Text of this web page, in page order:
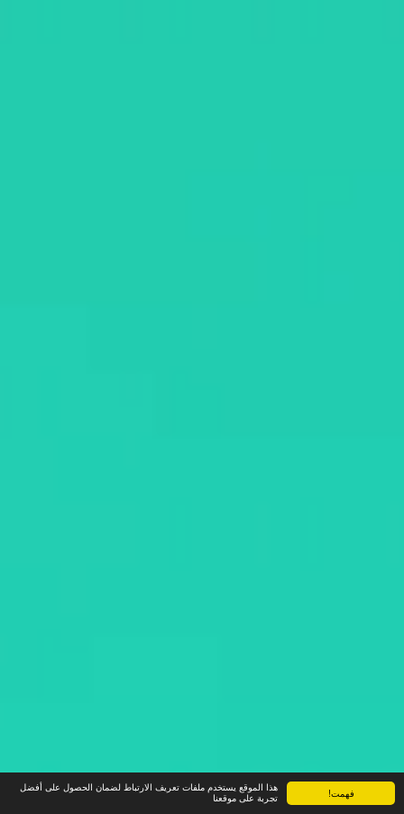
فهمت!
هذا الموقع يستخدم ملفات تعريف الارتباط لضمان الحصول على أفضل
تجربة على موقعنا